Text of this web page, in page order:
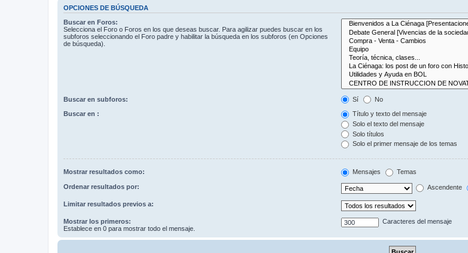
OPCIONES DE BÚSQUEDA
Buscar en Foros:
Selecciona el Foro o Foros en los que deseas buscar. Para agilizar puedes buscar en los
subforos seleccionando el Foro padre y habilitar la búsqueda en los subforos (en Opciones
de búsqueda).
Buscar en subforos: Sí No
Buscar en :
Título y texto del mensaje
Solo el texto del mensaje
Solo títulos
Solo el primer mensaje de los temas
Mostrar resultados como: Mensajes Temas
Ordenar resultados por: Ascendente
Limitar resultados previos a:
Mostrar los primeros:
Establece en 0 para mostrar todo el mensaje.
Caracteres del mensaje